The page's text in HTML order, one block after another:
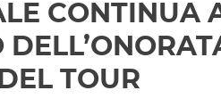
CONTINUA
TOUR